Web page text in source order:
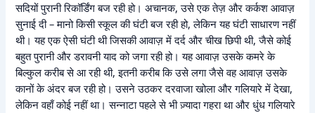
सदियों पुरानी रिकॉर्डिंग बज रही हो। अचानक, उसे एक तेज़ और कर्कश आवाज़
सुनाई दी – मानो किसी स्कूल की घंटी बज रही हो, लेकिन यह घंटी साधारण नहीं
थी। यह एक ऐसी घंटी थी जिसकी आवाज़ में दर्द और चीख छिपी थी, जैसे कोई
बहुत पुरानी और डरावनी याद को जगा रही हो। यह आवाज़ उसके कमरे के
बिल्कुल करीब से आ रही थी, इतनी करीब कि उसे लगा जैसे वह आवाज़ उसके
कानों के अंदर बज रही हो। उसने उठकर दरवाजा खोला और गलियारे में देखा,
लेकिन वहाँ कोई नहीं था। सन्नाटा पहले से भी ज़्यादा गहरा था और धुंध गलियारे